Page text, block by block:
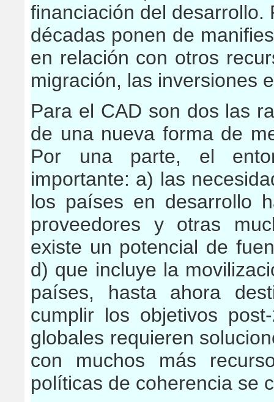
financiación del desarrollo.
décadas ponen de
en relación con otros
migración, las inversiones
Para el CAD son dos las
de una nueva forma de
Por una parte, el
importante: a) las
los países en desarrollo
proveedores y otras
existe un potencial de
d) que incluye la
países, hasta ahora
cumplir los objetivos
globales requieren
con muchos más
políticas de coherencia se